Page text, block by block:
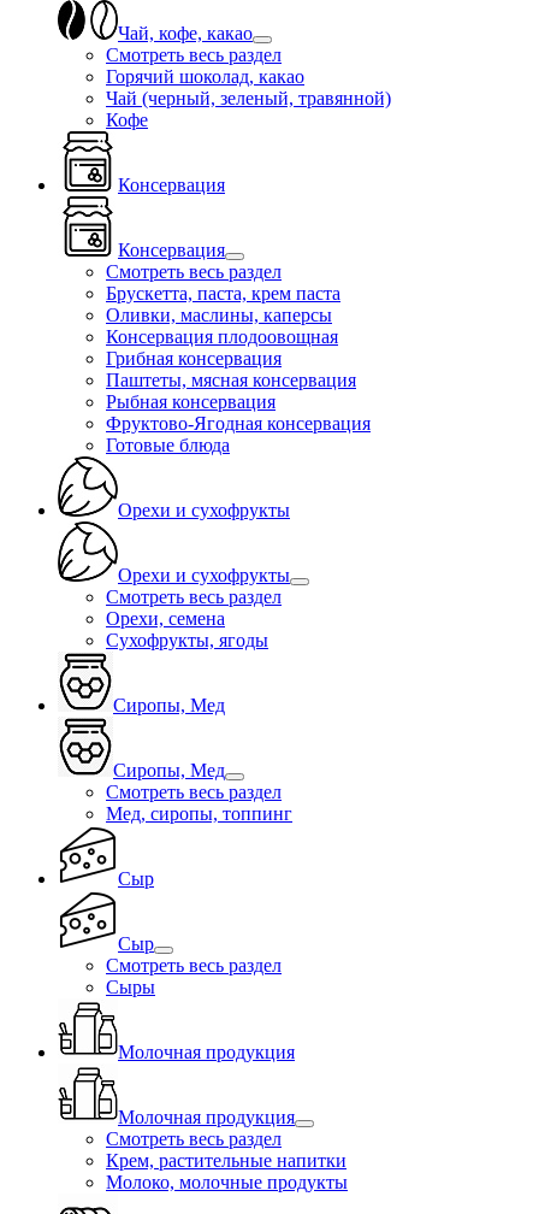
Чай, кофе, какао
Смотреть весь раздел
Горячий шоколад, какао
Чай (черный, зеленый, травянной)
Кофе
Консервация
Консервация
Смотреть весь раздел
Брускетта, паста, крем паста
Оливки, маслины, каперсы
Консервация плодоовощная
Грибная консервация
Паштеты, мясная консервация
Рыбная консервация
Фруктово-Ягодная консервация
Готовые блюда
Орехи и сухофрукты
Орехи и сухофрукты
Смотреть весь раздел
Орехи, семена
Сухофрукты, ягоды
Сиропы, Мед
Сиропы, Мед
Смотреть весь раздел
Мед, сиропы, топпинг
Сыр
Сыр
Смотреть весь раздел
Сыры
Молочная продукция
Молочная продукция
Смотреть весь раздел
Крем, растительные напитки
Молоко, молочные продукты